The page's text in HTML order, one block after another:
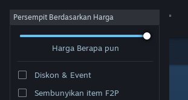
Login
Persempit Berdasarkan Harga
Harga Berapa pun
Diskon & Event
Sembunyikan item F2P
Pengembang: Benjamin Mathis